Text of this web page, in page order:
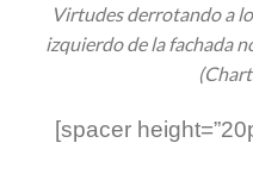
Virtudes derrotando a
izquierdo de la fachada
[spacer